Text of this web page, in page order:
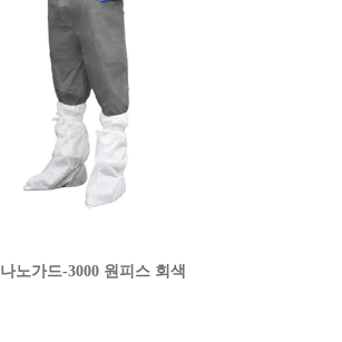
나노가드-3000 원피스 회색